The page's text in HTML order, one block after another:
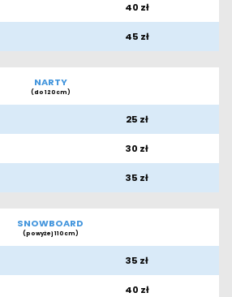
40 zł
45 zł
NARTY
(do 120cm)
25 zł
30 zł
35 zł
SNOWBOARD
(powyżej 110cm)
35 zł
40 zł